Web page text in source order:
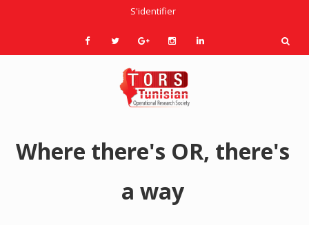
S'identifier
Where there's OR, there's
a way